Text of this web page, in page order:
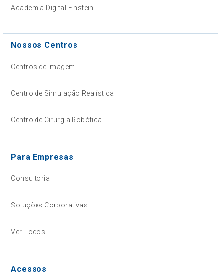
Academia Digital Einstein
Nossos Centros
Centros de Imagem
Centro de Simulação Realística
Centro de Cirurgia Robótica
Para Empresas
Consultoria
Soluções Corporativas
Ver Todos
Acessos